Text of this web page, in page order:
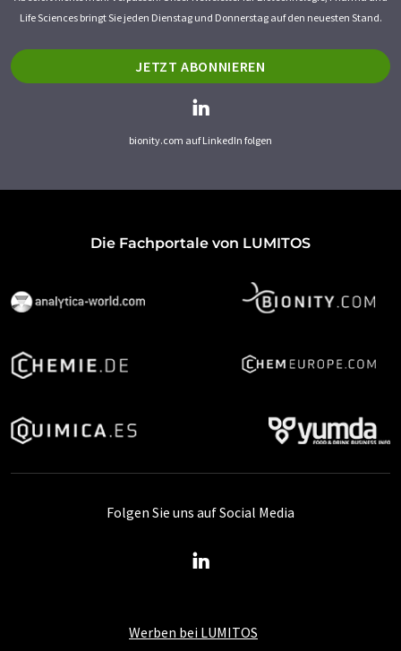
Life Sciences bringt Sie jeden Dienstag und Donnerstag auf den neuesten Stand.
JETZT ABONNIEREN
bionity.com auf LinkedIn folgen
Die Fachportale von LUMITOS
Werben bei LUMITOS
Folgen Sie uns auf Social Media